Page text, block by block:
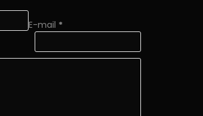
E-mail *